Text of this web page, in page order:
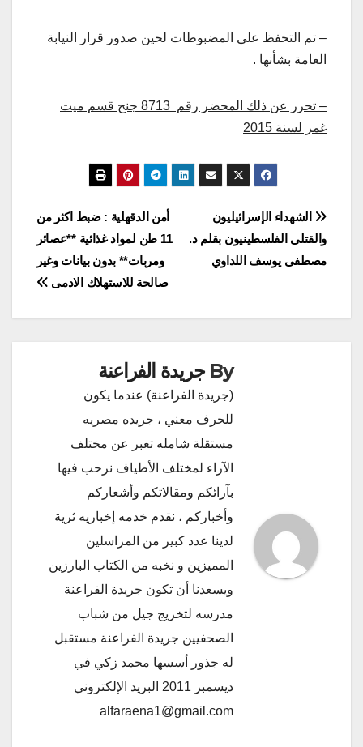
– تم التحفظ على المضبوطات لحين صدور قرار النيابة
العامة بشأنها .
– تحرر عن ذلك المحضر رقم 8713 جنح قسم ميت
غمر لسنة 2015
تصفّح
المقالات
أمن الدقهلية : ضبط اكثر من
11 طن لمواد غذائية **عصائر
ومربات** بدون بيانات وغير
صالحة للاستهلاك الادمى
الشهداء الإسرائيليون
والقتلى الفلسطينيون بقلم د.
مصطفى يوسف اللداوي
By جريدة الفراعنة
(جريدة الفراعنة) عندما يكون
للحرف معني ، جريده مصريه
مستقلة شامله تعبر عن مختلف
الآراء لمختلف الأطياف نرحب فيها
بآرائكم ومقالاتكم وأشعاركم
وأخباركم ، نقدم خدمه إخباريه ثرية
لدينا عدد كبير من المراسلين
المميزين و نخبه من الكتاب البارزين
ويسعدنا أن تكون جريدة الفراعنة
مدرسه لتخريج جيل من شباب
الصحفيين جريدة الفراعنة مستقبل
له جذور أسسها محمد زكي في
ديسمبر 2011 البريد الإلكتروني
alfaraena1@gmail.com